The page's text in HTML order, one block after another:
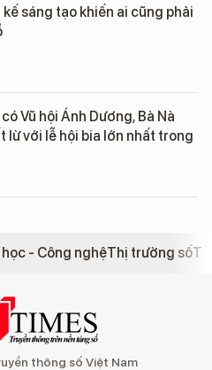
sáng tạo khiến ai cũng phải
Vũ hội Ánh Dương, Bà Nà
lừ với lễ hội bia lớn nhất trong
học - Công nghệThị trường số
thông số Việt Nam